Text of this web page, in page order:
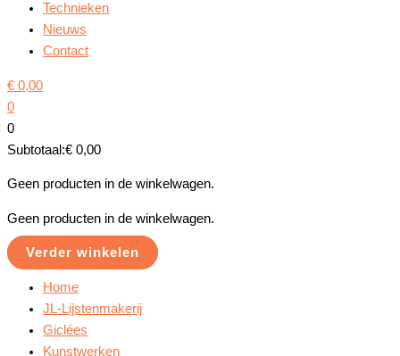
Technieken
Nieuws
Contact
€ 0,00
0
0
Subtotaal:€ 0,00
Geen producten in de winkelwagen.
Geen producten in de winkelwagen.
Verder winkelen
Home
JL-Lijstenmakerij
Giclées
Kunstwerken